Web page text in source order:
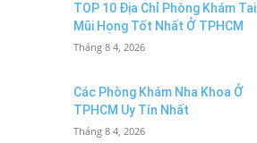
TOP 10 Địa Chỉ Phòng Khám Tai
Mũi Họng Tốt Nhất Ở TPHCM
Tháng 8 4, 2026
Các Phòng Khám Nha Khoa Ở
TPHCM Uy Tín Nhất
Tháng 8 4, 2026